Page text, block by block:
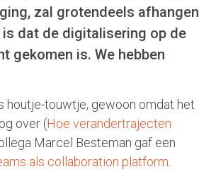
zal grotendeels afhangen
dat de digitalisering op de
gekomen is. We hebben
houtje-touwtje, gewoon omdat het
over (Hoe verandertrajecten
Marcel Besteman gaf een
als collaboration platform